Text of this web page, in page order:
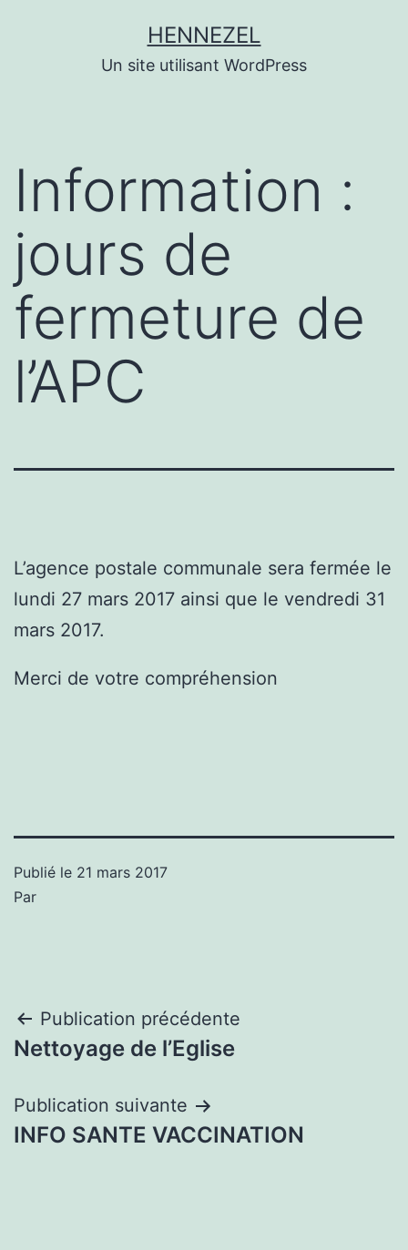
HENNEZEL
Un site utilisant WordPress
Information :
jours de
fermeture de
l’APC
L’agence postale communale sera fermée le
lundi 27 mars 2017 ainsi que le vendredi 31
mars 2017.
Merci de votre compréhension
Publié le 21 mars 2017
Par
Navigation
de
l’article
Publication précédente
Nettoyage de l’Eglise
Publication suivante
INFO SANTE VACCINATION